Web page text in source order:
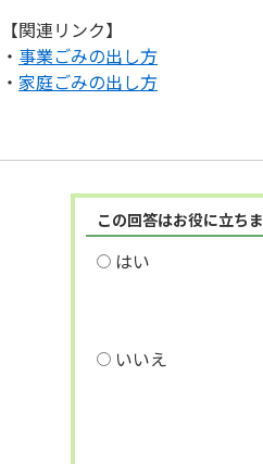
【関連リンク】
・ 事業ごみの出し方
・ 家庭ごみの出し方
この回答はお役に立ち
はい
いいえ